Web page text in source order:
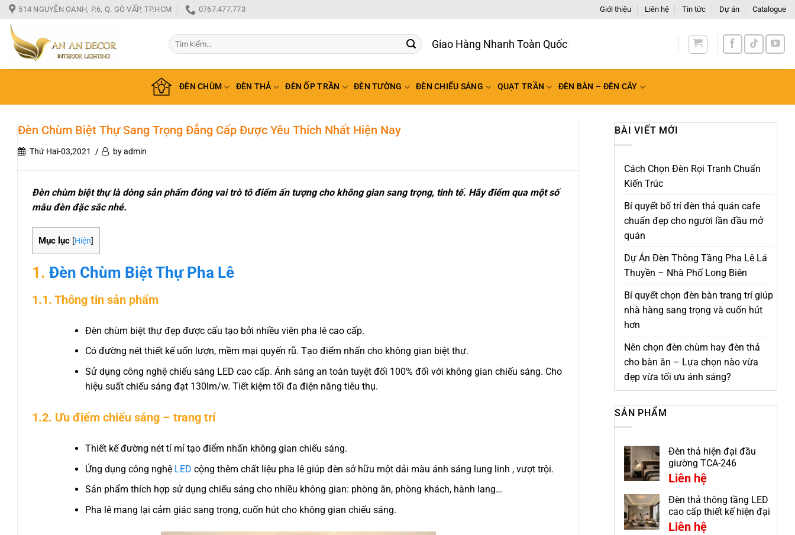
Bỏ
qua
nội
dung
514 NGUYỄN OANH, P.6, Q. GÒ VẤP, TP.HCM 0767.477.773 Giới thiệu Liên hệ Tin tức Dự án Catalogue
Tìm
kiếm:
Giao
ĐÈN CHÙM ĐÈN THẢ ĐÈN ỐP TRẦN ĐÈN TƯỜNG ĐÈN CHIẾU SÁNG QUẠT TRẦN ĐÈN BÀN – ĐÈN CÂY
Đèn Chùm Biệt Thự Sang Trọng Đẳng Cấp Được Yêu Thích Nhất Hiện Nay
Thứ Hai-03,2021 by admin
Đèn chùm biệt thự là dòng sản phẩm đóng vai trò tô điểm ấn tượng cho không gian sang trọng, tinh tế. Hãy điểm qua một số
mẫu đèn đặc sắc nhé.
Mục lục [Hiện]
1. Đèn Chùm Biệt Thự Pha Lê
1.1. Thông tin sản phẩm
Đèn chùm biệt thự đẹp được cấu tạo bởi nhiều viên pha lê cao cấp.
Có đường nét thiết kế uốn lượn, mềm mại quyến rũ. Tạo điểm nhấn cho không gian biệt thự.
Sử dụng công nghệ chiếu sáng LED cao cấp. Ánh sáng an toàn tuyệt đối 100% đối với không gian chiếu sáng. Cho
hiệu suất chiếu sáng đạt 130lm/w. Tiết kiệm tối đa điện năng tiêu thụ.
1.2. Ưu điểm chiếu sáng – trang trí
Thiết kế đường nét tỉ mỉ tạo điểm nhấn không gian chiếu sáng.
Ứng dụng công nghệ LED cộng thêm chất liệu pha lê giúp đèn sở hữu một dải màu ánh sáng lung linh , vượt trội.
Sản phẩm thích hợp sử dụng chiếu sáng cho nhiều không gian: phòng ăn, phòng khách, hành lang…
Pha lê mang lại cảm giác sang trọng, cuốn hút cho không gian chiếu sáng.
BÀI VIẾT MỚI
Cách Chọn Đèn Rọi Tranh Chuẩn
Kiến Trúc
Bí quyết bố trí đèn thả quán cafe
chuẩn đẹp cho người lần đầu mở
quán
Dự Án Đèn Thông Tầng Pha Lê Lá
Thuyền – Nhà Phố Long Biên
Bí quyết chọn đèn bàn trang trí giúp
nhà hàng sang trọng và cuốn hút
hơn
Nên chọn đèn chùm hay đèn thả
cho bàn ăn – Lựa chọn nào vừa
đẹp vừa tối ưu ánh sáng?
SẢN PHẨM
Đèn thả hiện đại đầu
giường TCA-246
Liên hệ
Đèn thả thông tầng LED
cao cấp thiết kế hiện đại
CDC-7299V
Liên hệ